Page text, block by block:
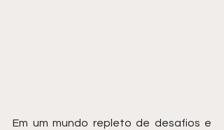
Em um mundo repleto de desafios e